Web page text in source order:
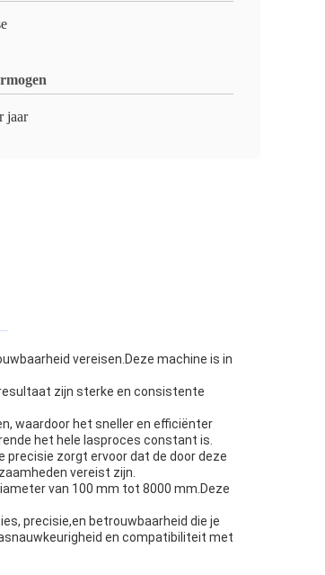
jaar
vereisen.Deze machine is in
zijn sterke en consistente
waardoor het sneller en efficiënter
het hele lasproces constant is.
precisie zorgt ervoor dat de door deze
vereist zijn.
van 100 mm tot 8000 mm.Deze
precisie,en betrouwbaarheid die je
en compatibiliteit met